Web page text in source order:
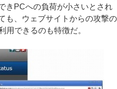
きPCへの負荷が小さいとされ
も、ウェブサイトからの攻撃の
用できるのも特徴だ。